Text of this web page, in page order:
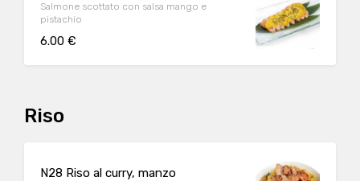
Salmone scottato con salsa mango e
pistachio
6.00 €
Riso
N28 Riso al curry, manzo